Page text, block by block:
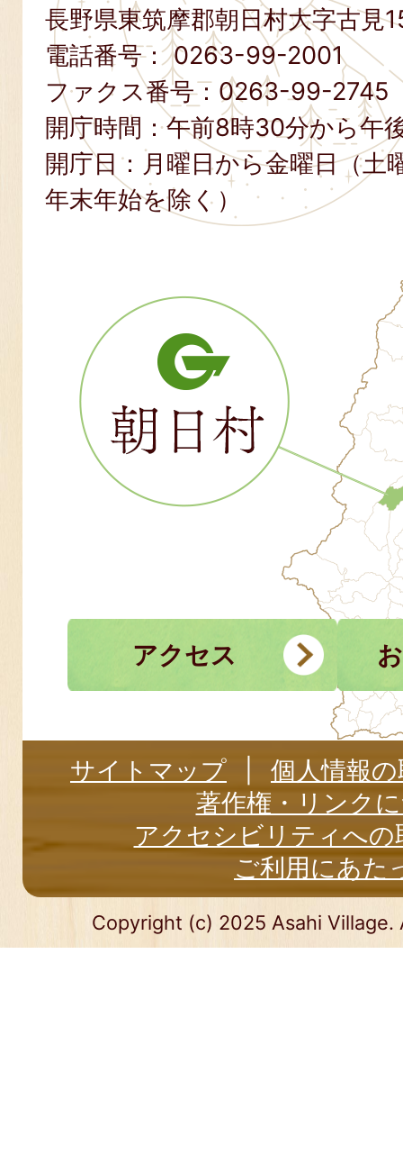
長野県東筑摩郡朝日村大字古見
電話番号：0263-99-2001
ファクス番号： 0263-99-2745
開庁時間：午前8時30分から午
開庁日：月曜日から金曜日（土
年末年始を除く）
アクセス
サイトマップ
個人情報
著作権・リンク
アクセシビリティへの
ご利用にあた
Copyright (c) 2025 Asahi Village.